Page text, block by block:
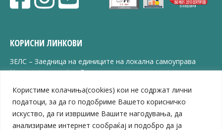
Користиме колачиња(cookies) кои не содржат лични
податоци, за да го подобриме Вашето корисничко
искуство, да ги извршиме Вашите нагодувања, да
анализираме интернет сообраќај и подобро да ја
КОРИСНИ ЛИНКОВИ
ЗЕЛС – Заедница на единиците на локална самоуправа
Центар за развој на Вардарски плански регион
ЈПССО „Парк – спорт и паркинзи“
ЛБ „Гоце Делчев“
ЛУ „Народен Музеј“
Влада на Република Северна Македонија